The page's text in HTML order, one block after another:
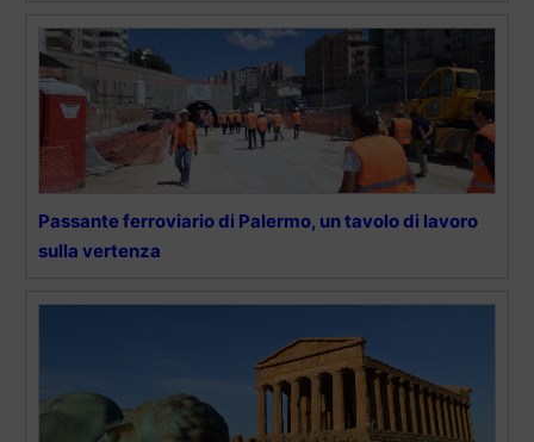
Passante ferroviario di Palermo, un tavolo di lavoro
sulla vertenza